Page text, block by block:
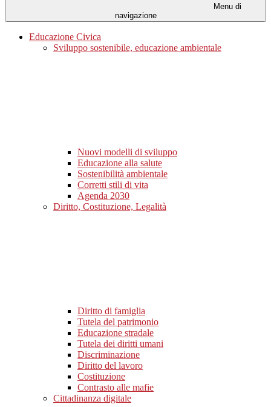
Menu di
navigazione
Educazione Civica
Sviluppo sostenibile, educazione ambientale
Nuovi modelli di sviluppo
Educazione alla salute
Sostenibilità ambientale
Corretti stili di vita
Agenda 2030
Diritto, Costituzione, Legalità
Diritto di famiglia
Tutela del patrimonio
Educazione stradale
Tutela dei diritti umani
Discriminazione
Diritto del lavoro
Costituzione
Contrasto alle mafie
Cittadinanza digitale